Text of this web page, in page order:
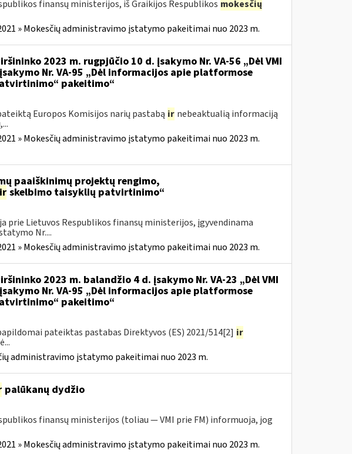
finansų ministerijos, iš Graikijos Respublikos mokesčių
» Mokesčių administravimo įstatymo pakeitimai nuo 2023 m.
2023 m. rugpjūčio 10 d. įsakymo Nr. VA-56 „Dėl VMI
Nr. VA-95 „Dėl informacijos apie platformose
pakeitimo“
Europos Komisijos narių pastabą ir nebeaktualią informaciją
» Mokesčių administravimo įstatymo pakeitimai nuo 2023 m.
paaiškinimų projektų rengimo,
irskelbimo taisyklių patvirtinimo“
prie Lietuvos Respublikos finansų ministerijos, įgyvendinama
Nr....
» Mokesčių administravimo įstatymo pakeitimai nuo 2023 m.
2023 m. balandžio 4 d. įsakymo Nr. VA-23 „Dėl VMI
Nr. VA-95 „Dėl informacijos apie platformose
pakeitimo“
pateiktas pastabas Direktyvos (ES) 2021/514[2] ir
administravimo įstatymo pakeitimai nuo 2023 m.
palūkanų dydžio
finansų ministerijos (toliau — VMI prie FM) informuoja, jog
» Mokesčių administravimo įstatymo pakeitimai nuo 2023 m.